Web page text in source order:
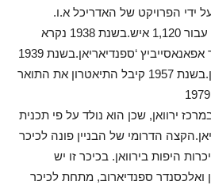
נבנה רק בשנת 1940 על ידי הפרויקט של האדריכל א.ו.
תמניאן. האודיטוריום תוכנן עבור 1,120 איש.בשנת 1938 נקרא
התיאטרון על שם אלכסנדר אפאנאסייביץ ‘ספנדיאריאן.בשנת 1939
הוענק לתיאטרון מסדר לנין.בשנת 1957 קיבל התיאטרון את התואר
ירוואן, שכן הוא נולד על פי תכנית
הדרומי של הבניין פונה לכיכר
היפות בירוואן. בכיכר זו יש
ואלכסנדר ספנדיארוב, מתחת לכיכר